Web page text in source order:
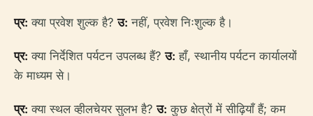
प्र: क्या प्रवेश शुल्क है?उ: नहीं, प्रवेश निःशुल्क है।
प्र: क्या निर्देशित पर्यटन उपलब्ध हैं?उ: हाँ, स्थानीय पर्यटन कार्यालयों
के माध्यम से।
प्र: क्या स्थल व्हीलचेयर सुलभ है?उ: कुछ क्षेत्रों में सीढ़ियाँ हैं; कम